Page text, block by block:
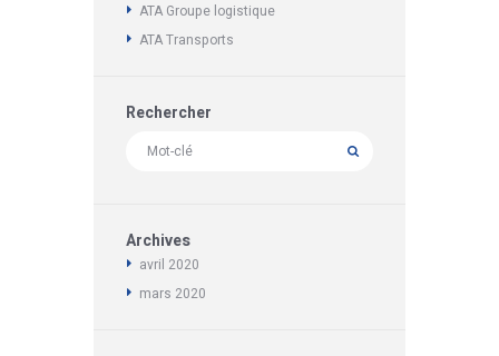
ATA Groupe logistique
ATA Transports
Rechercher
Archives
avril 2020
mars 2020